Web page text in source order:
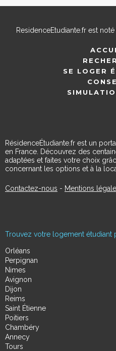
ResidenceEtudiante.frest noté
SE LOGER
RésidenceÉtudiante.fr est un
en France. Découvrez des
adaptées et faites votre choix
concernant les options et à la
Contactez-nous - Mentions
Trouvez votre logement étudiant
Orléans
Perpignan
Nimes
Avignon
Dijon
Reims
Saint Étienne
Poitiers
Chambéry
Annecy
Tours